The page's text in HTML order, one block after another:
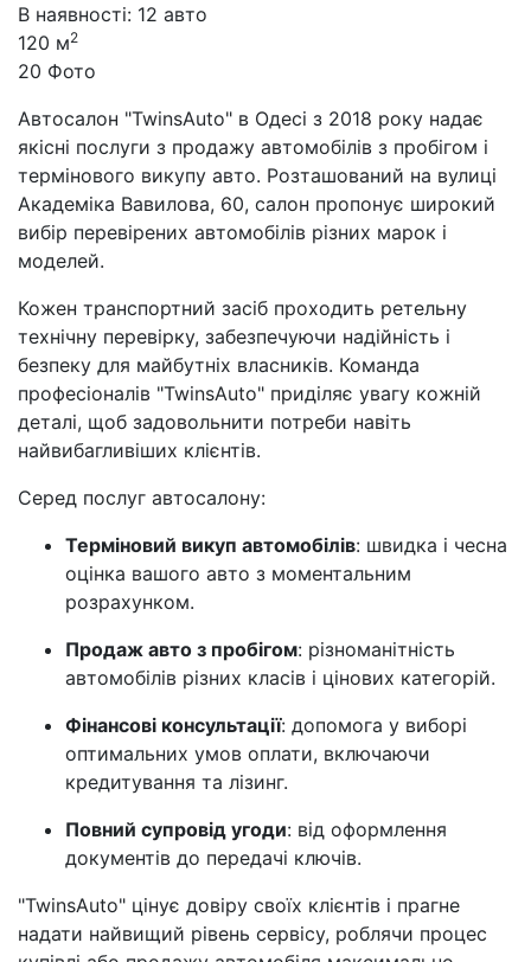
В наявності: 12 авто
120 м2
20 Фото
Автосалон "TwinsAuto" в Одесі з 2018 року надає
якісні послуги з продажу автомобілів з пробігом і
термінового викупу авто. Розташований на вулиці
Академіка Вавилова, 60, салон пропонує широкий
вибір перевірених автомобілів різних марок і
моделей.
Кожен транспортний засіб проходить ретельну
технічну перевірку, забезпечуючи надійність і
безпеку для майбутніх власників. Команда
професіоналів "TwinsAuto" приділяє увагу кожній
деталі, щоб задовольнити потреби навіть
найвибагливіших клієнтів.
Серед послуг автосалону:
Терміновий викуп автомобілів: швидка і чесна
оцінка вашого авто з моментальним
розрахунком.
Продаж авто з пробігом: різноманітність
автомобілів різних класів і цінових категорій.
Фінансові консультації: допомога у виборі
оптимальних умов оплати, включаючи
кредитування та лізинг.
Повний супровід угоди: від оформлення
документів до передачі ключів.
"TwinsAuto" цінує довіру своїх клієнтів і прагне
надати найвищий рівень сервісу, роблячи процес